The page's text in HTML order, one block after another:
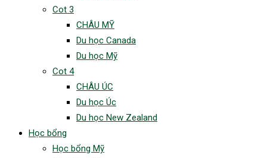
Cot 3
CHÂU MỸ
Du học Canada
Du học Mỹ
Cot 4
CHÂU ÚC
Du học Úc
Du học New Zealand
Học bổng
Học bổng Mỹ